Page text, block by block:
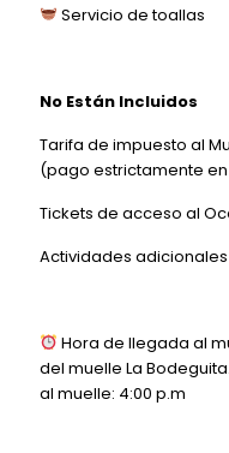
Servicio de toallas
No Están Incluidos
Tarifa de impuesto al
(pago estrictamente
Tickets de acceso al
Actividades
Hora de llegada al
del muelle La Bodeguita.
al muelle: 4:00 p.m